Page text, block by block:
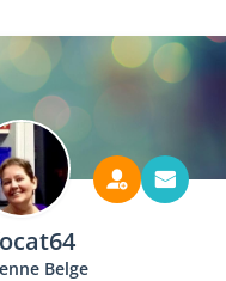
Belge